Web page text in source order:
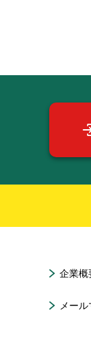
企業概
メー